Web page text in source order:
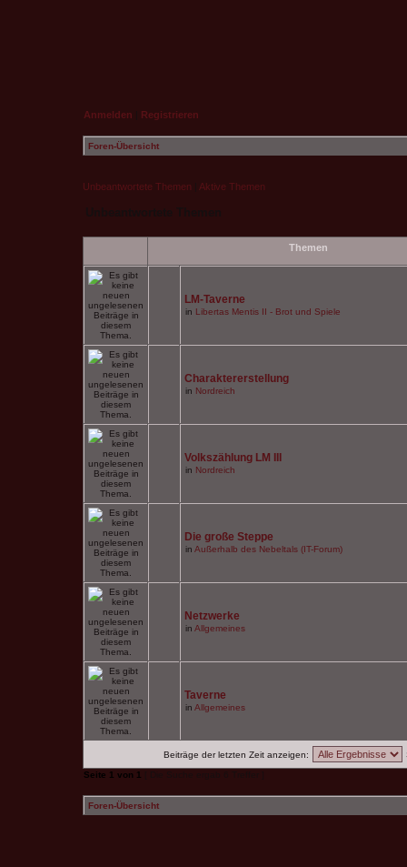
Anmelden Registrieren
Foren-Übersicht
Unbeantwortete Themen Aktive Themen
Themen
LM-Taverne
in Libertas Mentis II - Brot und Spiele
Charaktererstellung
in Nordreich
Volkszählung LM III
in Nordreich
Die große Steppe
in Außerhalb des Nebeltals (IT-Forum)
Netzwerke
in Allgemeines
Taverne
in Allgemeines
Beiträge der letzten Zeit anzeigen:
Seite 1 von 1
Foren-Übersicht